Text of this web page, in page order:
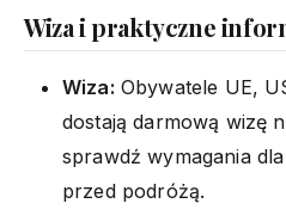
Wiza i praktyczne
Wiza: Obywatele UE,
dostają darmową wizę
sprawdź wymagania
przed podróżą.